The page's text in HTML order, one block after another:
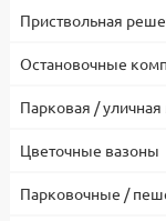
50 Гц
>80
120
от -40 до +40
30 000 ч
Приствольная
Остановочные
Парковая /
Цветочные вазоны
Парковочные /